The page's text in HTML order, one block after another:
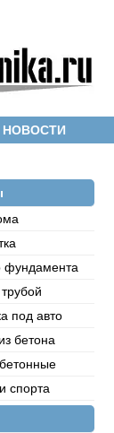
НОВОСТИ
фундамента
под авто
бетона
спорта